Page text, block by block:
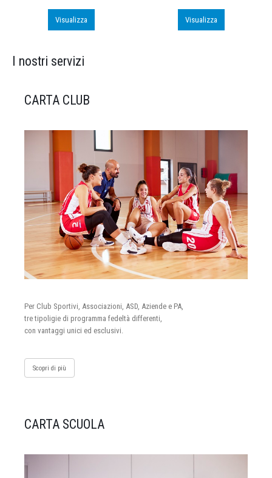
Visualizza Visualizza
I nostri servizi
CARTA CLUB
Per Club Sportivi, Associazioni, ASD, Aziende e PA,
tre tipoligie di programma fedeltà differenti,
con vantaggi unici ed esclusivi.
Scopri di più
CARTA SCUOLA